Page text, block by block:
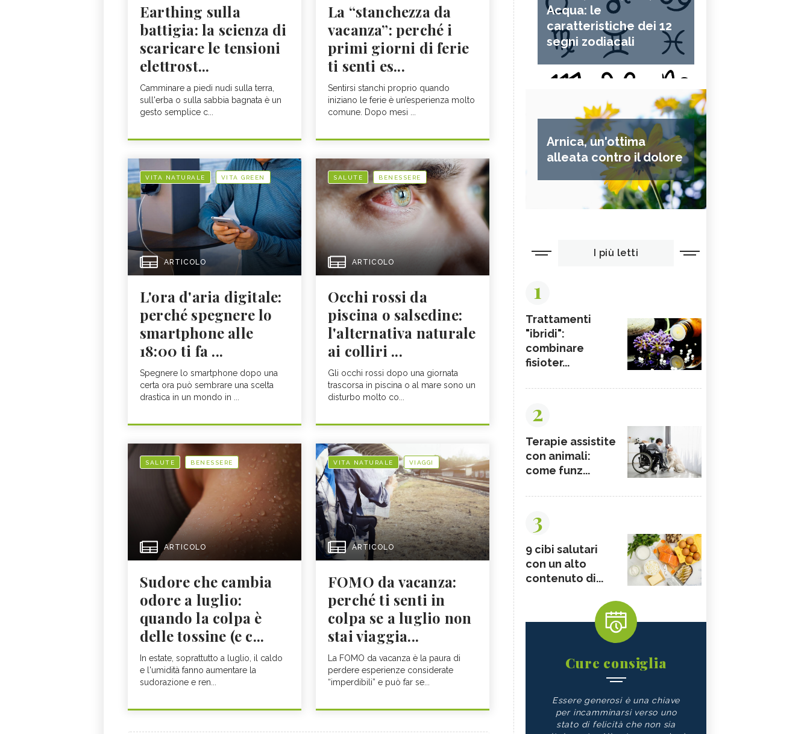
Earthing sulla
battigia: la scienza di
scaricare le tensioni
elettrost...
Camminare a piedi nudi sulla terra,
sull'erba o sulla sabbia bagnata è un
gesto semplice c...
La “stanchezza da
vacanza”: perché i
primi giorni di ferie
ti senti es...
Sentirsi stanchi proprio quando
iniziano le ferie è un’esperienza molto
comune. Dopo mesi ...
VITA NATURALE VITA GREEN
ARTICOLO
L'ora d'aria digitale:
perché spegnere lo
smartphone alle
18:00 ti fa ...
Spegnere lo smartphone dopo una
certa ora può sembrare una scelta
drastica in un mondo in ...
SALUTE BENESSERE
ARTICOLO
Occhi rossi da
piscina o salsedine:
l'alternativa naturale
ai colliri ...
Gli occhi rossi dopo una giornata
trascorsa in piscina o al mare sono un
disturbo molto co...
SALUTE BENESSERE
ARTICOLO
Sudore che cambia
odore a luglio:
quando la colpa è
delle tossine (e c...
In estate, soprattutto a luglio, il caldo
e l'umidità fanno aumentare la
sudorazione e ren...
VITA NATURALE VIAGGI
ARTICOLO
FOMO da vacanza:
perché ti senti in
colpa se a luglio non
stai viaggia...
La FOMO da vacanza è la paura di
perdere esperienze considerate
“imperdibili” e può far se...
Acqua: le
caratteristiche dei 12
segni zodiacali
Arnica, un'ottima
alleata contro il dolore
I più letti
1
Trattamenti
"ibridi":
combinare
fisioter...
2
Terapie assistite
con animali:
come funz...
3
9 cibi salutari
con un alto
contenuto di...
Cure consiglia
Essere generosi è una chiave
per incamminarsi verso uno
stato di felicità che non sia